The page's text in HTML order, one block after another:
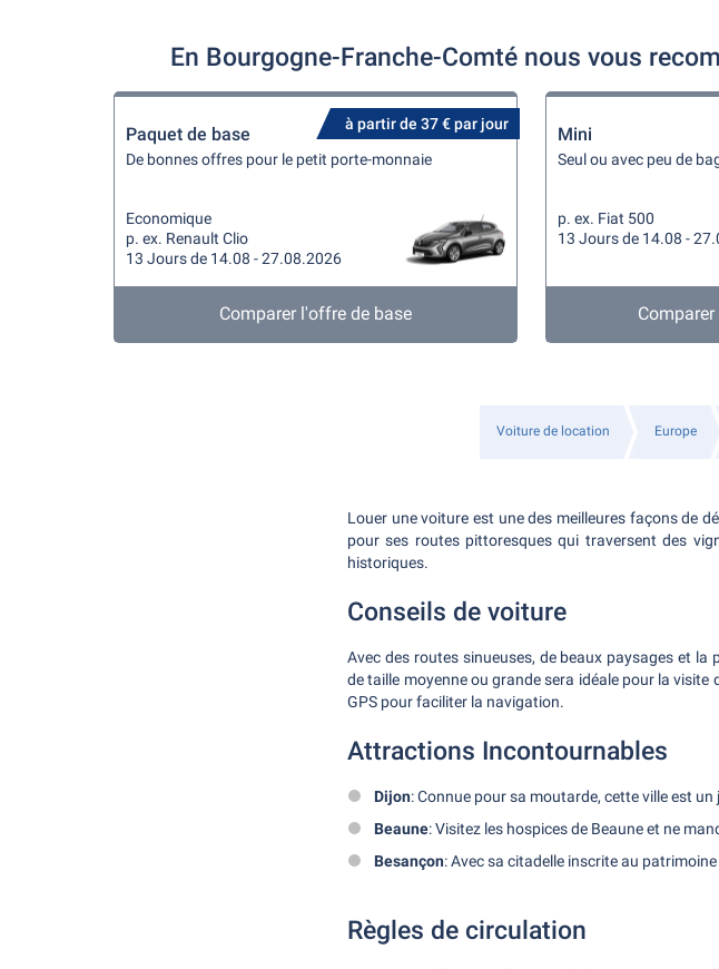
En Bourgogne-Franche-Comté nous vous
à partir de 37 € par jour
Paquet de base
De bonnes offres pour le petit porte-monnaie
Economique
p. ex. Renault Clio
13 Jours de 14.08 - 27.08.2026
Comparer l'offre de base
Mini
Seul ou avec peu de
p. ex. Fiat 500
13 Jours de 14.08 -
Voiture de location Europe
Louer une voiture est une des meilleures façons de
pour ses routes pittoresques qui traversent des
historiques.
Conseils de voiture
Avec des routes sinueuses, de beaux paysages et
de taille moyenne ou grande sera idéale pour la
GPS pour faciliter la navigation.
Attractions Incontournables
Dijon: Connue pour sa moutarde, cette ville est
Beaune: Visitez les hospices de Beaune et ne
Besançon: Avec sa citadelle inscrite au
Règles de circulation